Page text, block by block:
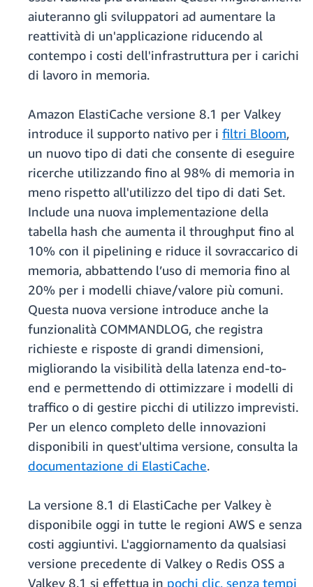
aiuteranno gli sviluppatori ad aumentare la
reattività di un'applicazione riducendo al
contempo i costi dell'infrastruttura per i carichi
di lavoro in memoria.
Amazon ElastiCache versione 8.1 per Valkey
introduce il supporto nativo per i filtri Bloom,
un nuovo tipo di dati che consente di eseguire
ricerche utilizzando fino al 98% di memoria in
meno rispetto all'utilizzo del tipo di dati Set.
Include una nuova implementazione della
tabella hash che aumenta il throughput fino al
10% con il pipelining e riduce il sovraccarico di
memoria, abbattendo l’uso di memoria fino al
20% per i modelli chiave/valore più comuni.
Questa nuova versione introduce anche la
funzionalità COMMANDLOG, che registra
richieste e risposte di grandi dimensioni,
migliorando la visibilità della latenza end-to-
end e permettendo di ottimizzare i modelli di
traffico o di gestire picchi di utilizzo imprevisti.
Per un elenco completo delle innovazioni
disponibili in quest'ultima versione, consulta la
documentazione di ElastiCache.
La versione 8.1 di ElastiCache per Valkey è
disponibile oggi in tutte le regioni AWS e senza
costi aggiuntivi. L'aggiornamento da qualsiasi
versione precedente di Valkey o Redis OSS a
Valkey 8.1 si effettua in pochi clic, senza tempi